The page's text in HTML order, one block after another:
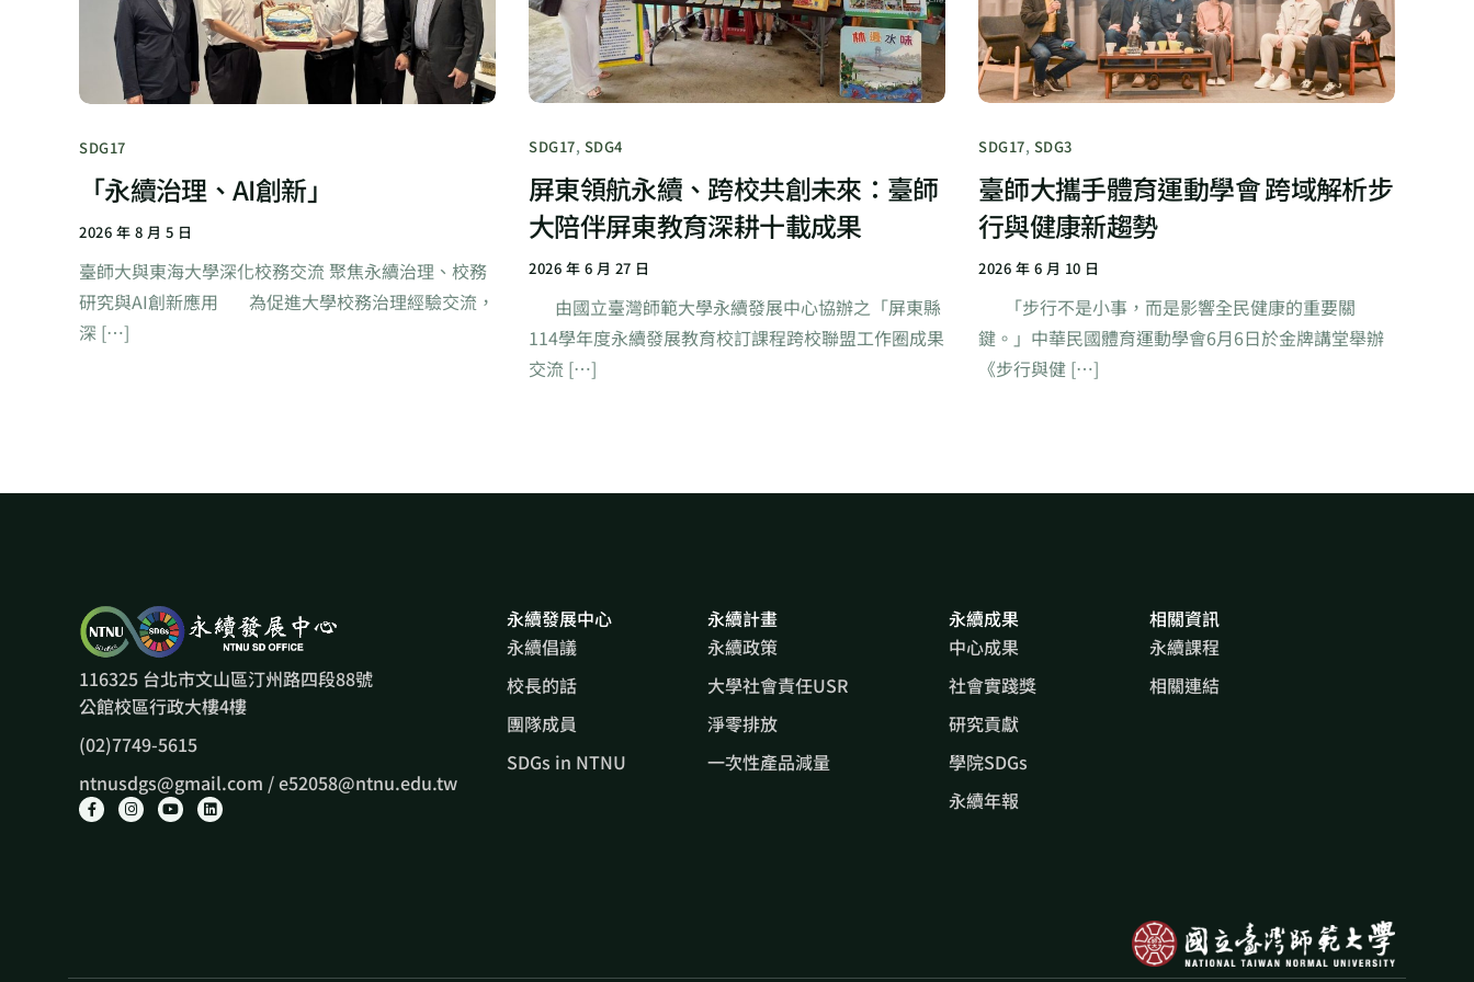
SDG17
「永續治理、AI創新」
2026 年 8 月 5 日
臺師大與東海大學深化校務交流 聚焦永續治理、校務
研究與AI創新應用 為促進大學校務治理經驗交流，
深 […]
SDG17, SDG4
屏東領航永續、跨校共創未來：臺師
大陪伴屏東教育深耕十載成果
2026 年 6 月 27 日
由國立臺灣師範大學永續發展中心協辦之「屏東縣
114學年度永續發展教育校訂課程跨校聯盟工作圈成果
交流 […]
SDG17, SDG3
臺師大攜手體育運動學會 跨域解析步
行與健康新趨勢
2026 年 6 月 10 日
「步行不是小事，而是影響全民健康的重要關
鍵。」中華民國體育運動學會6月6日於金牌講堂舉辦
《步行與健 […]
116325 台北市文山區汀州路四段88號
公館校區行政大樓4樓
(02)7749-5615
ntnusdgs@gmail.com / e52058@ntnu.edu.tw
永續發展中心
永續倡議
校長的話
團隊成員
SDGs in NTNU
永續計畫
永續政策
大學社會責任USR
淨零排放
一次性產品減量
永續成果
中心成果
社會實踐獎
研究貢獻
學院SDGs
永續年報
相關資訊
永續課程
相關連結